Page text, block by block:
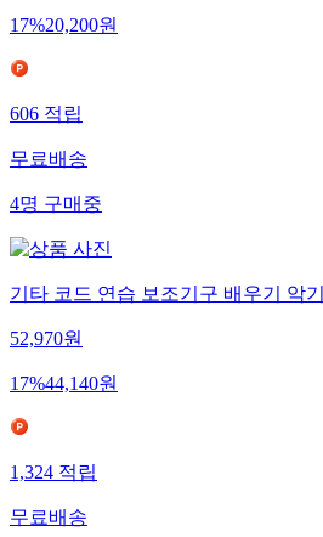
17%20,200원
606적립
무료배송
4명구매중
기타 코드 연습 보조기구 배우기 악
52,970원
17%44,140원
1,324적립
무료배송